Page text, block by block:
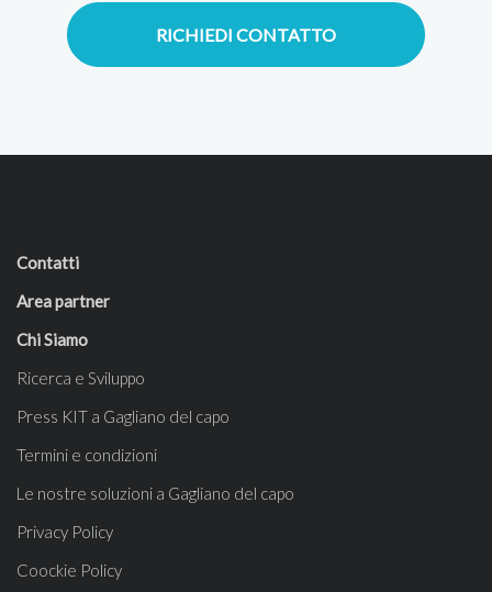
RICHIEDI CONTATTO
Contatti
Area partner
Chi Siamo
Ricerca e Sviluppo
Press KIT a Gagliano del capo
Termini e condizioni
Le nostre soluzioni a Gagliano del capo
Privacy Policy
Coockie Policy